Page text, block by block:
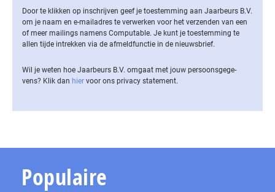
Door te klikken op inschrijven geef je toestemming aan Jaarbeurs B.V.
om je naam en e-mailadres te verwerken voor het verzenden van een
of meer mailings namens Computable. Je kunt je toestemming te
allen tijde intrekken via de af­meld­func­tie in de nieuwsbrief.
Wil je weten hoe Jaarbeurs B.V. omgaat met jouw per­soons­ge­ge­
vens? Klik dan hier voor ons privacy statement.
Populaire